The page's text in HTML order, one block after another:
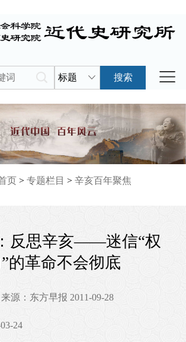
标题 搜索
页> 专题栏目 > 辛亥百年聚焦
反思辛亥——迷信“权
的革命不会彻底
来源：东方早报 2011-09-28
24